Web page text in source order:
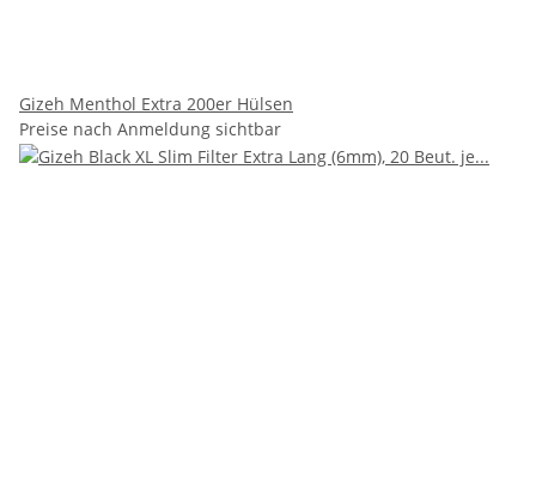
Gizeh Menthol Extra 200er Hülsen
Preise nach Anmeldung sichtbar